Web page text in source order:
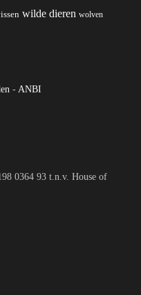
wilde dieren wolven
- ANBI
0364 93 t.n.v. House of